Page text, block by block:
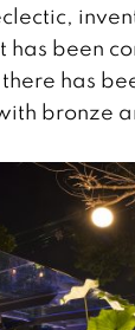
has been
has
bronze